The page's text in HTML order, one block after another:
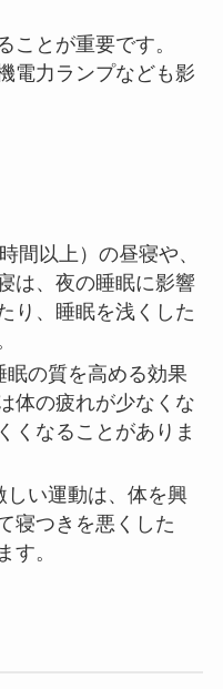
ことが重要です。
電力ランプなども影
間以上）の昼寝や、
は、夜の睡眠に影響
り、睡眠を浅くした
眠の質を高める効果
体の疲れが少なくな
くなることがありま
しい運動は、体を興
寝つきを悪くした
す。